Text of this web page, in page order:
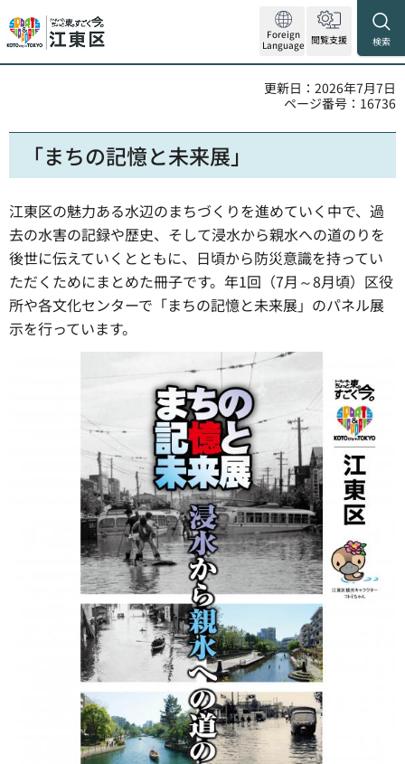
Foreign
Language 閲覧支援 検索
更新日：2026年7月7日
ページ番号：16736
「まちの記憶と未来展」
江東区の魅力ある水辺のまちづくりを進めていく中で、過
去の水害の記録や歴史、そして浸水から親水への道のりを
後世に伝えていくとともに、日頃から防災意識を持ってい
ただくためにまとめた冊子です。年1回（7月～8月頃）区役
所や各文化センターで「まちの記憶と未来展」のパネル展
示を行っています。